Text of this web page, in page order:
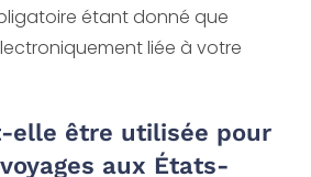
étant donné que
liée à votre
elle être utilisée pour
aux États-